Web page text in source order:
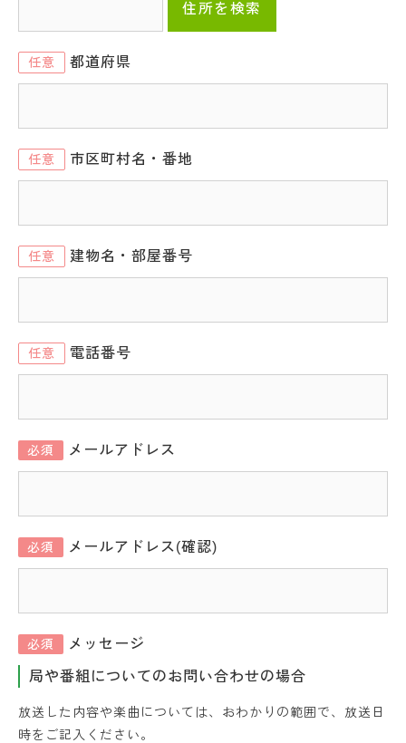
住所を検索
任意 都道府県
任意 市区町村名・番地
任意 建物名・部屋番号
任意 電話番号
必須 メールアドレス
必須 メールアドレス(確認)
必須 メッセージ
局や番組についてのお問い合わせの場合
放送した内容や楽曲については、おわかりの範囲で、放送日
時をご記入ください。